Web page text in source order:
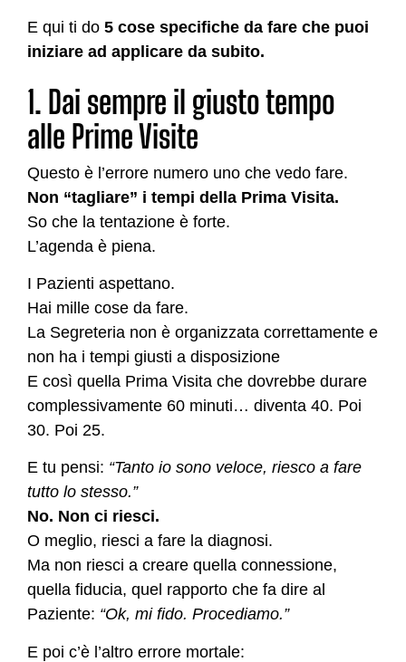
E qui ti do 5 cose specifiche da fare che puoi
iniziare ad applicare da subito.
1. Dai sempre il giusto tempo
alle Prime Visite
Questo è l’errore numero uno che vedo fare.
Non “tagliare” i tempi della Prima Visita.
So che la tentazione è forte.
L’agenda è piena.
I Pazienti aspettano.
Hai mille cose da fare.
La Segreteria non è organizzata correttamente e
non ha i tempi giusti a disposizione
E così quella Prima Visita che dovrebbe durare
complessivamente 60 minuti… diventa 40. Poi
30. Poi 25.
E tu pensi: “Tanto io sono veloce, riesco a fare
tutto lo stesso.”
No. Non ci riesci.
O meglio, riesci a fare la diagnosi.
Ma non riesci a creare quella connessione,
quella fiducia, quel rapporto che fa dire al
Paziente: “Ok, mi fido. Procediamo.”
E poi c’è l’altro errore mortale: